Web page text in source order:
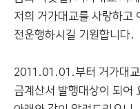
저희 거가대교를 사랑하고
전운행하시길 기원합니다.
2011.01.01.부터 거가대교
금계산서 발행대상이 되어